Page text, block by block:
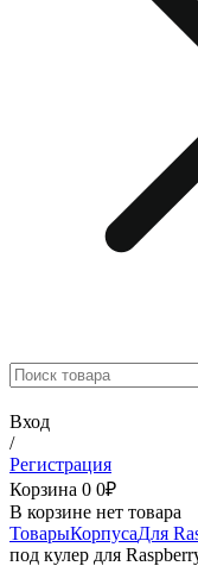
Вход
/
Регистрация
Корзина 0 0₽
В корзине нет товара
ТоварыКорпусаДля
под кулер для